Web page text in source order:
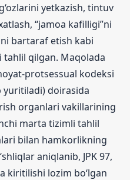
yetkazish, tintuv
“jamoa kafilligi”ni
bartaraf etish kabi
qilgan. Maqolada
protsessual kodeksi
yuritiladi) doirasida
organlari vakillarining
marta tizimli tahlil
bilan hamkorlikning
aniqlanib, JPK 97,
kiritilishi lozim bo‘lgan